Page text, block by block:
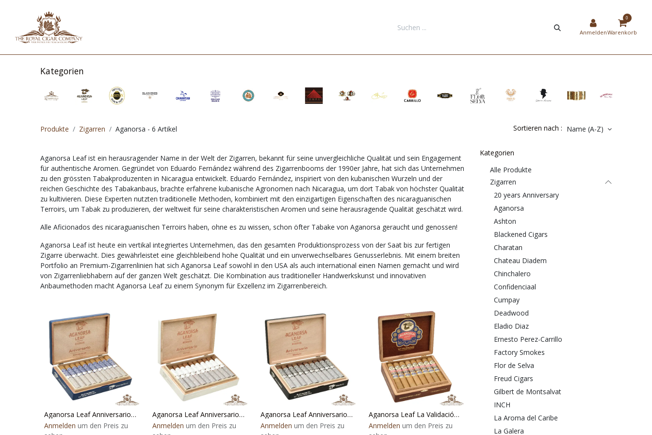
NEUKUNDE REGISTRIERUNG
Anmelden
0
Warenkorb
Kategorien
Produkte Zigarren Aganorsa - 6 Artikel Sortieren nach : Name (A-Z)
Kategorien
Alle Produkte
Zigarren
20 years Anniversary
Aganorsa
Ashton
Blackened Cigars
Charatan
Chateau Diadem
Chinchalero
Confidenciaal
Cumpay
Deadwood
Eladio Diaz
Ernesto Perez-Carrillo
Factory Smokes
Flor de Selva
Freud Cigars
Gilbert de Montsalvat
INCH
La Aroma del Caribe
La Galera
Aganorsa Leaf ist ein herausragender Name in der Welt der Zigarren, bekannt für seine unvergleichliche Qualität und sein Engagement
für authentische Aromen. Gegründet von Eduardo Fernández während des Zigarrenbooms der 1990er Jahre, hat sich das Unternehmen
zu den grössten Tabakproduzenten in Nicaragua entwickelt. Eduardo Fernández, inspiriert von den kubanischen Wurzeln und der
reichen Geschichte des Tabakanbaus, brachte erfahrene kubanische Agronomen nach Nicaragua, um dort Tabak von höchster Qualität
zu kultivieren. Diese Experten nutzten traditionelle Methoden, kombiniert mit den einzigartigen Eigenschaften des nicaraguanischen
Terroirs, um Tabak zu produzieren, der weltweit für seine charakteristischen Aromen und seine herausragende Qualität geschätzt wird.
Alle Aficionados des nicaraguanischen Terroirs haben, ohne es zu wissen, schon öfter Tabake von Aganorsa geraucht und genossen!
Aganorsa Leaf ist heute ein vertikal integriertes Unternehmen, das den gesamten Produktionsprozess von der Saat bis zur fertigen
Zigarre überwacht. Dies gewährleistet eine gleichbleibend hohe Qualität und ein unverwechselbares Genusserlebnis. Mit einem breiten
Portfolio an Premium-Zigarrenlinien hat sich Aganorsa Leaf sowohl in den USA als auch international einen Namen gemacht und wird
von Zigarrenliebhabern auf der ganzen Welt geschätzt. Die Kombination aus traditioneller Handwerkskunst und innovativen
Anbaumethoden macht Aganorsa Leaf zu einem Synonym für Exzellenz im Zigarrenbereich.
Aganorsa Leaf Anniversario Connecticut
Anmelden um den Preis zu
Aganorsa Leaf Anniversario Corojo
Anmelden um den Preis zu
Aganorsa Leaf Anniversario Maduro
Anmelden um den Preis zu
Aganorsa Leaf La Validación Connecticut
Anmelden um den Preis zu